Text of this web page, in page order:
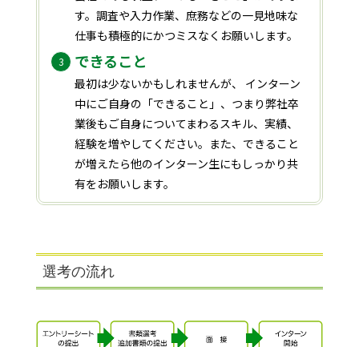
す。調査や入力作業、庶務などの一見地味な
仕事も積極的にかつミスなくお願いします。
できること
最初は少ないかもしれませんが、 インターン
中にご自身の「できること」、つまり弊社卒
業後もご自身についてまわるスキル、実績、
経験を増やしてください。また、できること
が増えたら他のインターン生にもしっかり共
有をお願いします。
選考の流れ